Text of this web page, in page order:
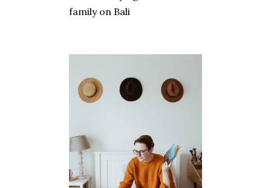
family on Bali